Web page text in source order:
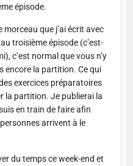
épisode.
que j’ai écrit avec
troisième épisode (c’est-
c’est normal que vous n’y
encore la partition. Ce qui
exercices préparatoires
la partition. Je publierai la
en train de faire afin
arrivent à le
du temps ce week-end et